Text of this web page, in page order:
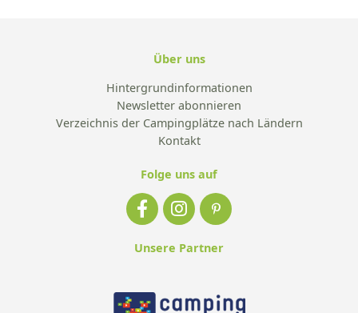
Über uns
Hintergrundinformationen
Newsletter abonnieren
Verzeichnis der Campingplätze nach Ländern
Kontakt
Folge uns auf
Unsere Partner